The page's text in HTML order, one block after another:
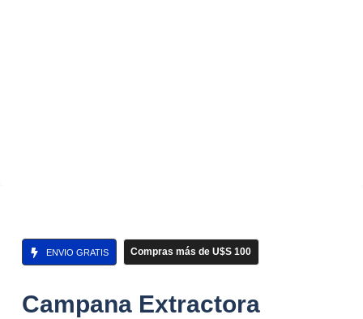
ENVIO GRATIS Compras más de U$S 100
Campana Extractora